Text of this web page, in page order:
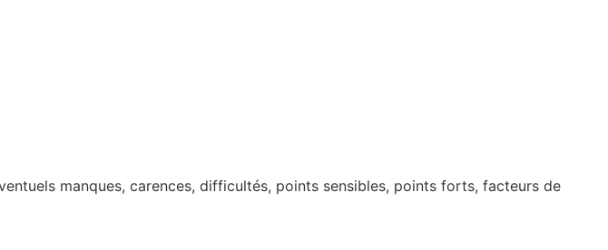
manques, carences, difficultés, points sensibles, points forts, facteurs de